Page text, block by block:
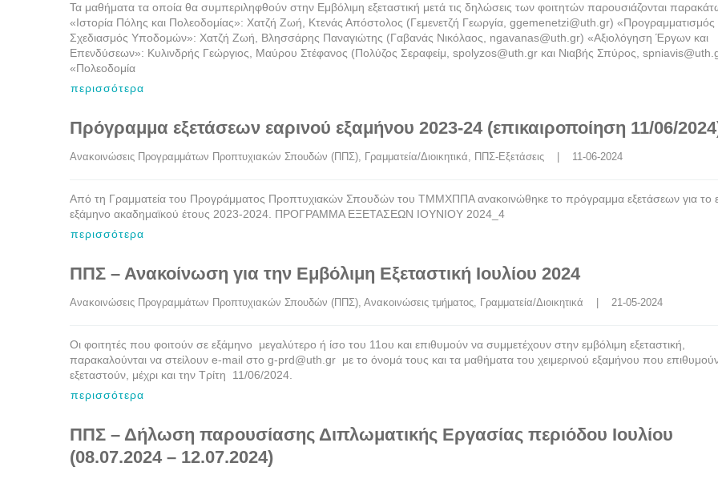
Τα μαθήματα τα οποία θα συμπεριληφθούν στην Εμβόλιμη εξεταστική μετά τις δηλώσεις των φοιτητών παρουσιάζονται
«Ιστορία Πόλης και Πολεοδομίας»: Χατζή Ζωή, Κτενάς Απόστολος (Γεμενετζή Γεωργία, ggemenetzi@uth.gr) «Προγραμματισμός
Σχεδιασμός Υποδομών»: Χατζή Ζωή, Βλησσάρης Παναγιώτης (Γαβανάς Νικόλαος, ngavanas@uth.gr) «Αξιολόγηση Έργων και
Επενδύσεων»: Κυλινδρής Γεώργιος, Μαύρου Στέφανος (Πολύζος Σεραφείμ, spolyzos@uth.gr και Νιαβής Σπύρος,
«Πολεοδομία
περισσότερα
Πρόγραμμα εξετάσεων εαρινού εξαμήνου 2023-24 (επικαιροποίηση 11/06/
Ανακοινώσεις Προγραμμάτων Προπτυχιακών Σπουδών (ΠΠΣ), Γραμματεία/Διοικητικά, ΠΠΣ-Εξετάσεις
    |    11-06-2024
Από τη Γραμματεία του Προγράμματος Προπτυχιακών Σπουδών του ΤΜΜΧΠΠΑ ανακοινώθηκε το πρόγραμμα εξετάσεων για το
εξάμηνο ακαδημαϊκού έτους 2023-2024. ΠΡΟΓΡΑΜΜΑ ΕΞΕΤΑΣΕΩΝ ΙΟΥΝΙΟΥ 2024_4
περισσότερα
ΠΠΣ – Ανακοίνωση για την Εμβόλιμη Εξεταστική Ιουλίου 2024
Ανακοινώσεις Προγραμμάτων Προπτυχιακών Σπουδών (ΠΠΣ), Ανακοινώσεις τμήματος, Γραμματεία/Διοικητικά
    |    21-05-2024
Οι φοιτητές που φοιτούν σε εξάμηνο μεγαλύτερο ή ίσο του 11ου και επιθυμούν να συμμετέχουν στην εμβόλιμη εξεταστική,
παρακαλούνται να στείλουν e-mail στο g-prd@uth.gr με το όνομά τους και τα μαθήματα του χειμερινού εξαμήνου που
εξεταστούν, μέχρι και την Τρίτη 11/06/2024.
περισσότερα
ΠΠΣ – Δήλωση παρουσίασης Διπλωματικής Εργασίας περιόδου Ιουλίου
(08.07.2024 – 12.07.2024)